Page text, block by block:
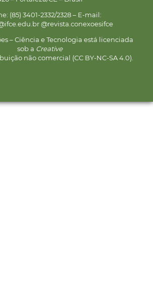
(85) 3401-2332/2328 – E-mail:
@revista.conexoesifce
– Ciência e Tecnologia está licenciada
sob a Creative
não comercial (CC BY-NC-SA 4.0).